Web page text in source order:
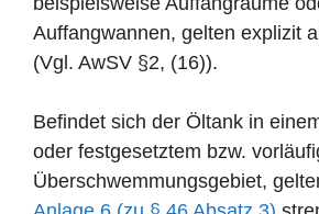
Auffangwannen, gelten explizit
(Vgl. AwSV §2, (16)).
Befindet sich der Öltank in
oder festgesetztem bzw.
Überschwemmungsgebiet,